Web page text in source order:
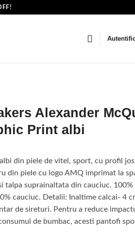
Alexander
Print albi
din piele de vitel, sport, cu profil
din piele cu logo AMQ imprimat la
talpa suprainaltata din cauciuc.
cauciuc. Detalii: Inaltime calcai- 4
de sireturi. Pentru a reduce
de bumbac, acesti pantofi